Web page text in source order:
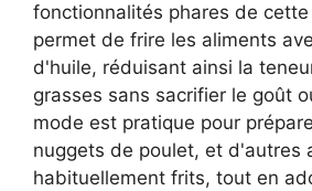
fonctionnalités phares de
permet de frire les aliments
d'huile, réduisant ainsi la
grasses sans sacrifier le goût
mode est pratique pour
nuggets de poulet, et d'autres
habituellement frits, tout en